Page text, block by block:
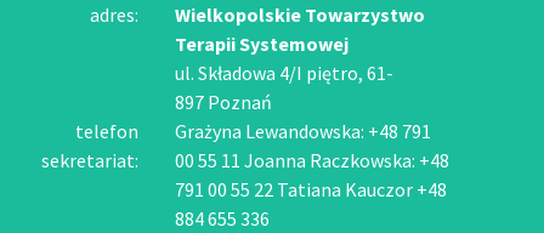
adres:
Wielkopolskie Towarzystwo
Terapii Systemowej
ul. Składowa 4/I piętro, 61-
897 Poznań
telefon
sekretariat:
Grażyna Lewandowska: +48 791
00 55 11 Joanna Raczkowska: +48
791 00 55 22 Tatiana Kauczor +48
884 655 336